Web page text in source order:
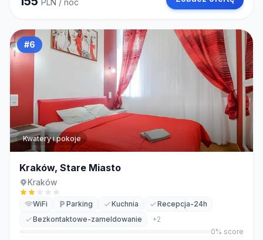
PLN / noc
#6
Kwatery i pokoje
Kraków, Stare Miasto
Kraków
WiFi Parking Kuchnia
Recepcja-24h
Bezkontaktowe-zameldowanie
+2
0% score